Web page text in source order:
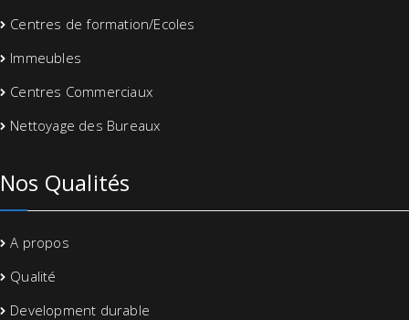
Centres de formation/Ecoles
Immeubles
Centres Commerciaux
Nettoyage des Bureaux
Nos Qualités
A propos
Qualité
Development durable